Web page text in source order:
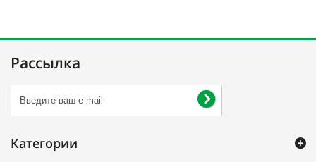
Рассылка
Категории